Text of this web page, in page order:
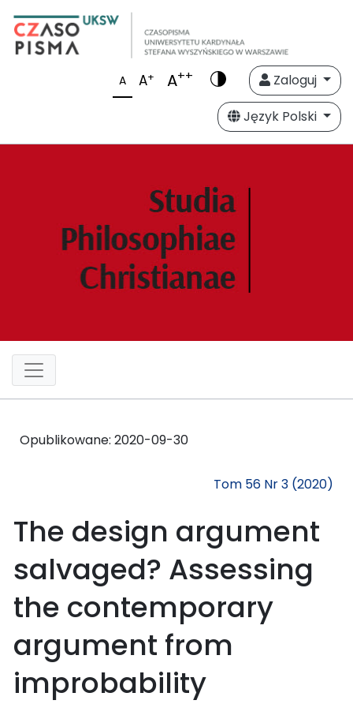
A A+ A++
Zaloguj
Język Polski
Opublikowane: 2020-09-30
Tom 56 Nr 3 (2020)
The design argument
salvaged? Assessing
the contemporary
argument from
improbability